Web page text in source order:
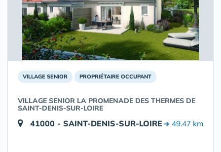
VILLAGE SENIOR PROPRIÉTAIRE OCCUPANT
VILLAGE SENIOR LA PROMENADE DES THERMES DE
SAINT-DENIS-SUR-LOIRE
41000 - SAINT-DENIS-SUR-LOIRE➔ 49.47 km